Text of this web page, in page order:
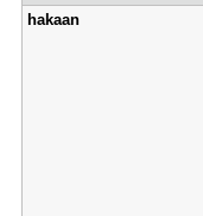
hakaan